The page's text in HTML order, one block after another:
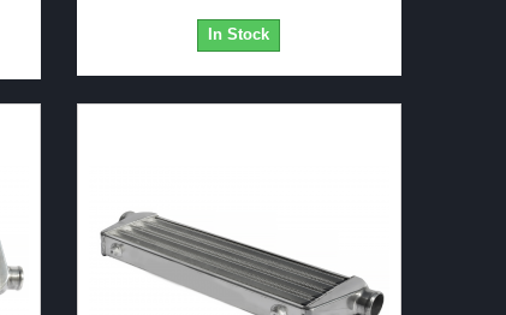
In Stock